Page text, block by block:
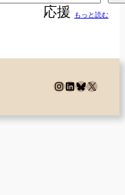
応援 もっと読む
Instagram
LinkedIn
Bluesky
X